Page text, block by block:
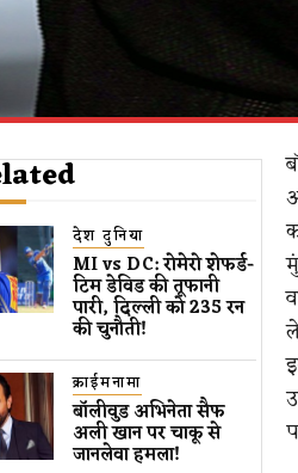
देश दुनिया
MI vs DC: रोमेरो शेफर्ड-
टिम डेविड की तूफानी
पारी, दिल्ली को 235 रन
की चुनौती!
क्राईमनामा
बॉलीवुड​ अभिनेता सैफ
अली खान पर चाकू से ​
जानलेवा हमला​!